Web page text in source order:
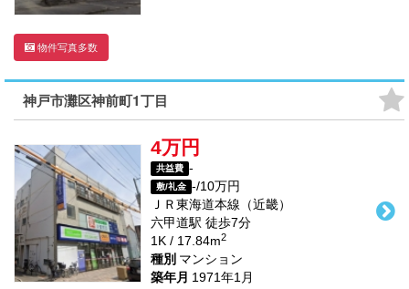
物件写真多数
神戸市灘区神前町1丁目
4万円
共益費 -
敷/礼金 -/10万円
ＪＲ東海道本線（近畿）
六甲道駅 徒歩7分
1K / 17.84m2
種別 マンション
築年月 1971年1月